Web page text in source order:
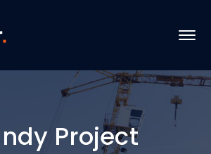
Project